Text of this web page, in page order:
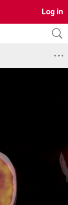
Log in